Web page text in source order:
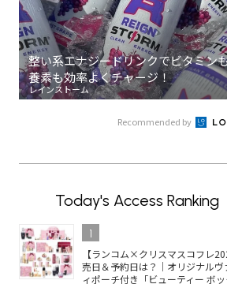
整い系エナジードリンクでビタミン
養素も効率よくチャージ！
レインストーム
Recommended by
Today's Access Ranking
1
【ランコム×クリスマスコフレ
売日＆予約日は？｜オリジナルヴ
ィポーチ付き「ビューティー ボッ